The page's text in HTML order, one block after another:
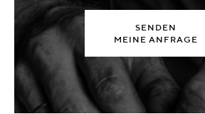
SENDEN
MEINE ANFRAGE